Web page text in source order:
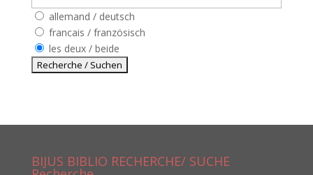
allemand / deutsch
francais / französisch
les deux / beide
BIJUS BIBLIO RECHERCHE/ SUCHE